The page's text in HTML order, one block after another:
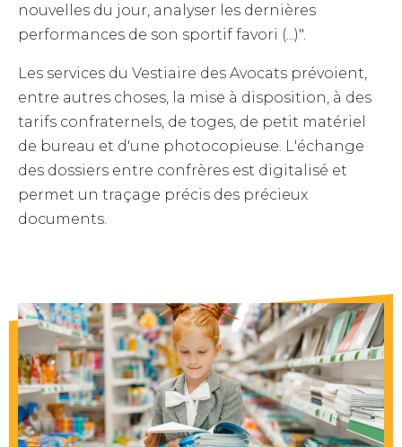
nouvelles du jour, analyser les dernières
performances de son sportif favori (...)".
Les services du Vestiaire des Avocats prévoient,
entre autres choses, la mise à disposition, à des
tarifs confraternels, de toges, de petit matériel
de bureau et d'une photocopieuse. L'échange
des dossiers entre confrères est digitalisé et
permet un traçage précis des précieux
documents.
Impression de dernière minute, petites
fournitures de bureau, bavettes...
Demandez-nous ce dont vous avez besoin
et nous ferons l'impossible pour vous
l'obtenir.